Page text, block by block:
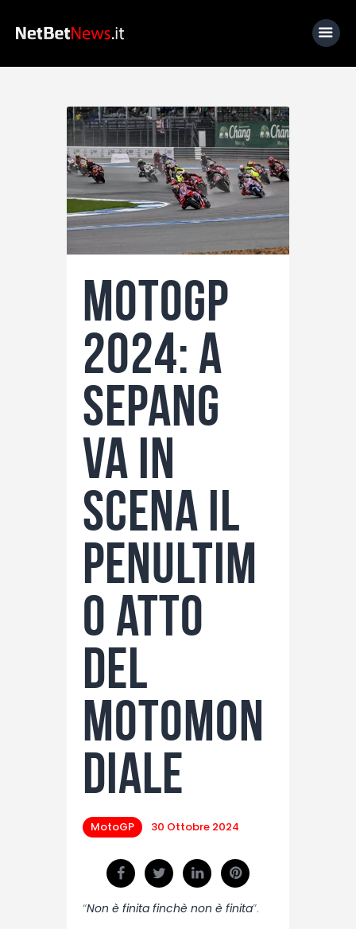
Home
News
Calcio
Basket
Tennis
Fantacalcio
I consigli di Giulia
Serie A
MotoGP
2024: a
Sepang
va in
scena il
penultim
o atto
del
Motomon
diale
MotoGP 30 Ottobre 2024
“Non è finita finchè non è finita”.